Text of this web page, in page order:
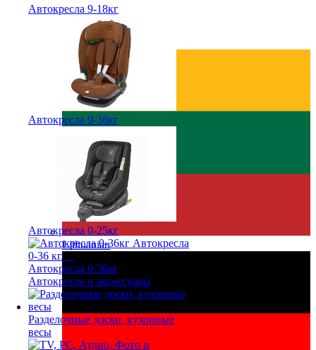
Автокресла 9-18кг
Автокресла 9-36кг
Автокресла 0-25кг
Автокресла 0-36кг
Автокресла и аксессуары
Pазделочные доски, кухонные
весы
Estonian
Lithuanian